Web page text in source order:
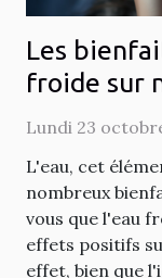
Les
froide sur
Lundi 23
L'eau, cet
nombreux
vous que l'eau
effets positifs
effet, bien que